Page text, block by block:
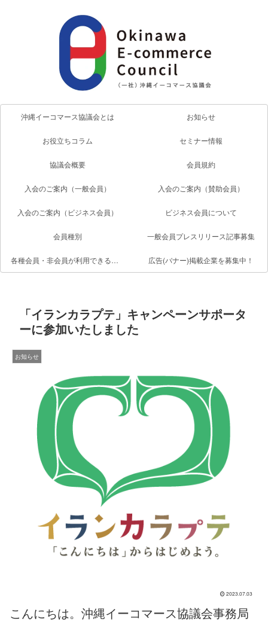
沖縄イーコマース協議会とは お知らせ
お役立ちコラム セミナー情報
協議会概要 会員規約
入会のご案内（一般会員） 入会のご案内（賛助会員）
入会のご案内（ビジネス会員） ビジネス会員について
会員種別 一般会員プレスリリース記事募集
各種会員・非会員が利用できるサービス一覧 広告(バナー)掲載企業を募集中！
「イランカラプテ」キャンペーンサポータ
ーに参加いたしました
お知らせ
2023.07.03
こんにちは。沖縄イーコマース協議会事務局